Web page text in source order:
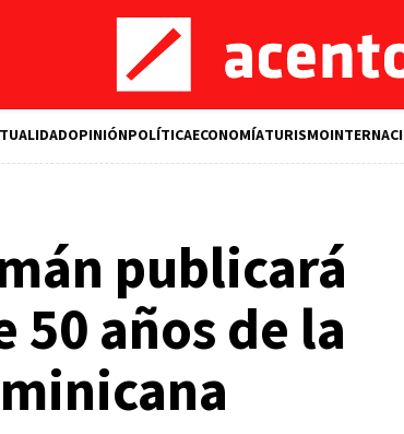
OPINIÓNPOLÍTICAECONOMÍATURISMO
publicará
50 años de la